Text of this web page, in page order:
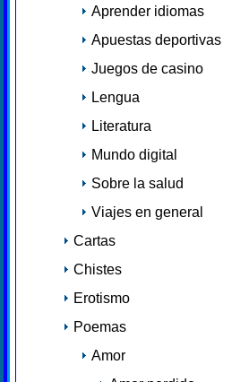
Aprender idiomas
Apuestas deportivas
Juegos de casino
Lengua
Literatura
Mundo digital
Sobre la salud
Viajes en general
Cartas
Chistes
Erotismo
Poemas
Amor